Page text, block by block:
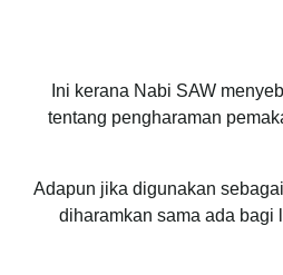
Ini kerana Nabi SAW
tentang pengharaman
Adapun jika digunakan
diharamkan sama ada